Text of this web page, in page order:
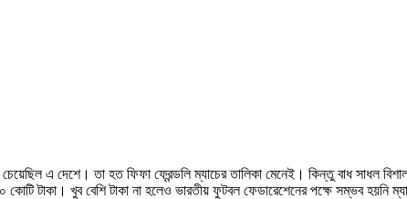
এ দেশে। তা হত ফিফা ফ্রেন্ডলি ম্যাচের তালিকা মেনেই। কিন্তু বাধ সাধল
টাকা। খুব বেশি টাকা না হলেও ভারতীয় ফুটবল ফেডারেশেনের পক্ষে সম্ভব হয়‌নি